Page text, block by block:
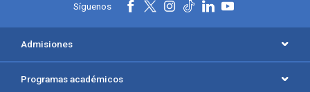
Síguenos
Admisiones
Programas académicos